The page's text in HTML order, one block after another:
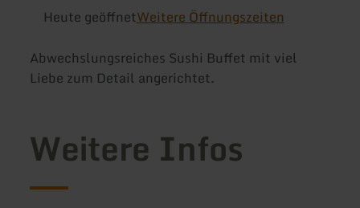
Heute geöffnetWeitere Öffnungszeiten
Abwechslungsreiches Sushi Buffet mit viel
Liebe zum Detail angerichtet.
Weitere Infos